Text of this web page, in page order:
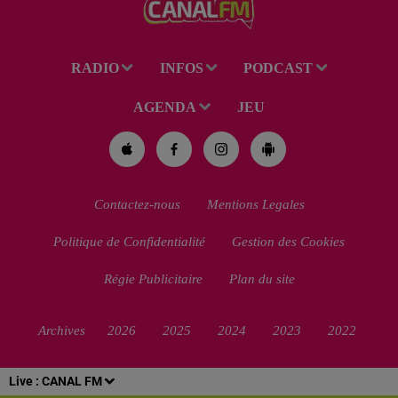
Live : CANAL FM
RADIO INFOS PODCAST
AGENDA JEU
Contactez-nous Mentions Legales
Politique de Confidentialité Gestion des Cookies
Régie Publicitaire Plan du site
Archives 2026 2025 2024 2023 2022